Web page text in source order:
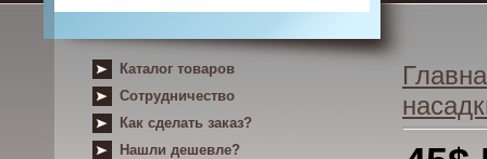
Каталог товаров
Сотрудничество
Как сделать заказ?
Нашли дешевле?